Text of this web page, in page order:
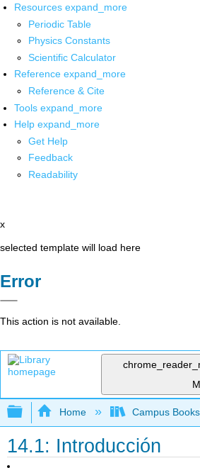
Resources expand_more
Periodic Table
Physics Constants
Scientific Calculator
Reference expand_more
Reference & Cite
Tools expand_more
Help expand_more
Get Help
Feedback
Readability
x
selected template will load here
Error
This action is not available.
Expand/collapse global
Home Campus
14.1: Introducción